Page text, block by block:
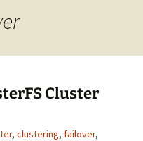
Cluster
, clustering, failover,